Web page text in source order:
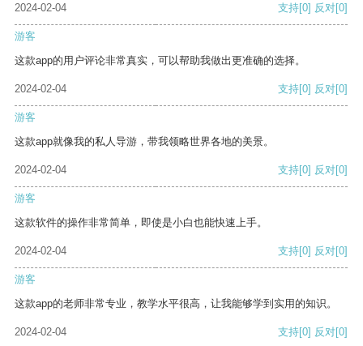
2024-02-04 支持[0] 反对[0]
游客
这款app的用户评论非常真实，可以帮助我做出更准确的选择。
2024-02-04 支持[0] 反对[0]
游客
这款app就像我的私人导游，带我领略世界各地的美景。
2024-02-04 支持[0] 反对[0]
游客
这款软件的操作非常简单，即使是小白也能快速上手。
2024-02-04 支持[0] 反对[0]
游客
这款app的老师非常专业，教学水平很高，让我能够学到实用的知识。
2024-02-04 支持[0] 反对[0]